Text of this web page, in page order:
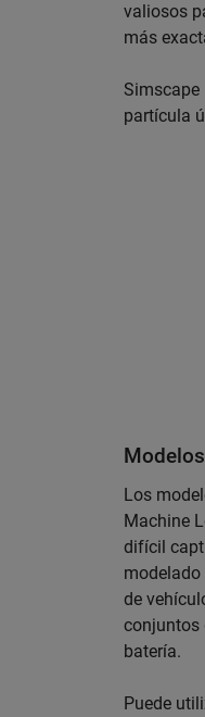
valiosos
más
Simscape
partícula
Los
Machine
difícil
de
conjuntos
batería.
Puede